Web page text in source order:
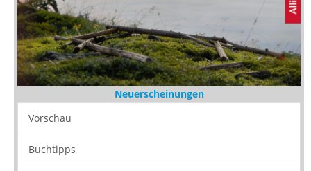
Neuerscheinungen
Vorschau
Buchtipps